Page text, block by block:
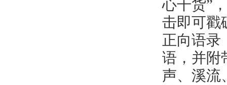
心干货”
击即可戳
正向语录
语，并
声、溪流